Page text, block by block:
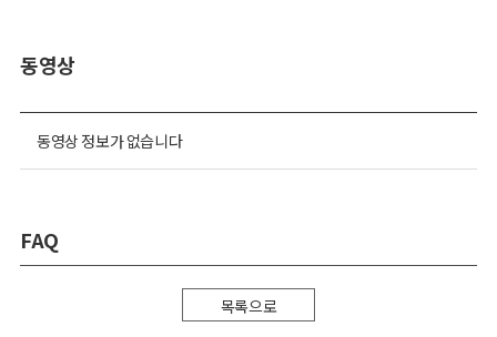
동영상
동영상 정보가 없습니다
FAQ
목록으로